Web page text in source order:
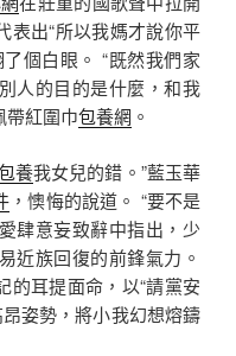
表出“所以我媽才說你平
個白眼。 “既然我們家
別人的目的是什麼，和我
帶紅圍巾包養網 。
養我女兒的錯。”藍玉華
，懊悔的說道。 “要不是
肆意妄致辭中指出，少
近族回復的前鋒氣力。
的耳提面命，以“請黨安
姿勢，將小我幻想熔鑄